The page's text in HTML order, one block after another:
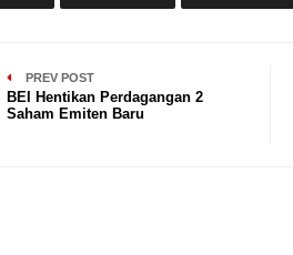
PREV POST
BEI Hentikan Perdagangan 2
Saham Emiten Baru